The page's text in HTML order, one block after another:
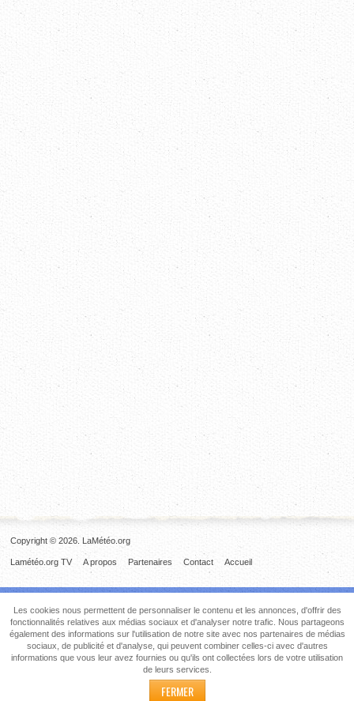
Copyright © 2026. LaMétéo.org
Accueil
Contact
Partenaires
A propos
Lamétéo.org TV
Les cookies nous permettent de personnaliser le contenu et les annonces, d'offrir des
fonctionnalités relatives aux médias sociaux et d'analyser notre trafic. Nous partageons
également des informations sur l'utilisation de notre site avec nos partenaires de médias
sociaux, de publicité et d'analyse, qui peuvent combiner celles-ci avec d'autres
informations que vous leur avez fournies ou qu'ils ont collectées lors de votre utilisation
de leurs services.
FERMER